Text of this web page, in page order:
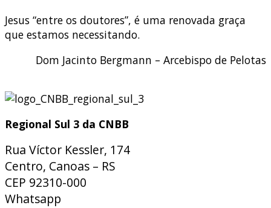
Jesus “entre os doutores”, é uma renovada graça
que estamos necessitando.
Dom Jacinto Bergmann – Arcebispo de Pelotas
Regional Sul 3 da CNBB
Rua Víctor Kessler, 174
Centro, Canoas – RS
CEP 92310-000
Whatsapp